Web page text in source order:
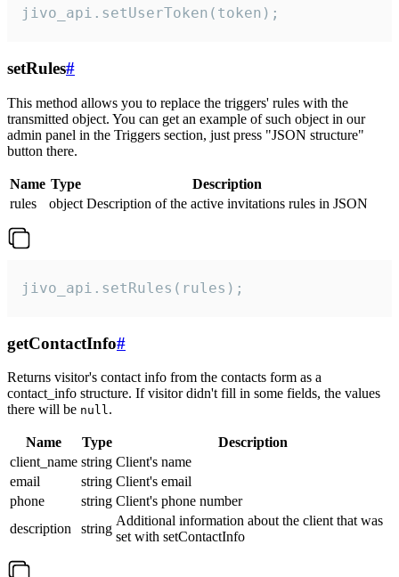
jivo_api.setUserToken(token);
setRules#
This method allows you to replace the triggers' rules with the
transmitted object. You can get an example of such object in our
admin panel in the Triggers section, just press "JSON structure"
button there.
Name Type
Description
rules
object Description of the active invitations rules in JSON
jivo_api.setRules(rules);
getContactInfo#
Returns visitor's contact info from the contacts form as a
contact_info structure. If visitor didn't fill in some fields, the values
there will be null.
Name Type
Description
client_name string Client's name
email
string Client's email
phone
string Client's phone number
description
string
Additional information about the client that was
set with setContactInfo